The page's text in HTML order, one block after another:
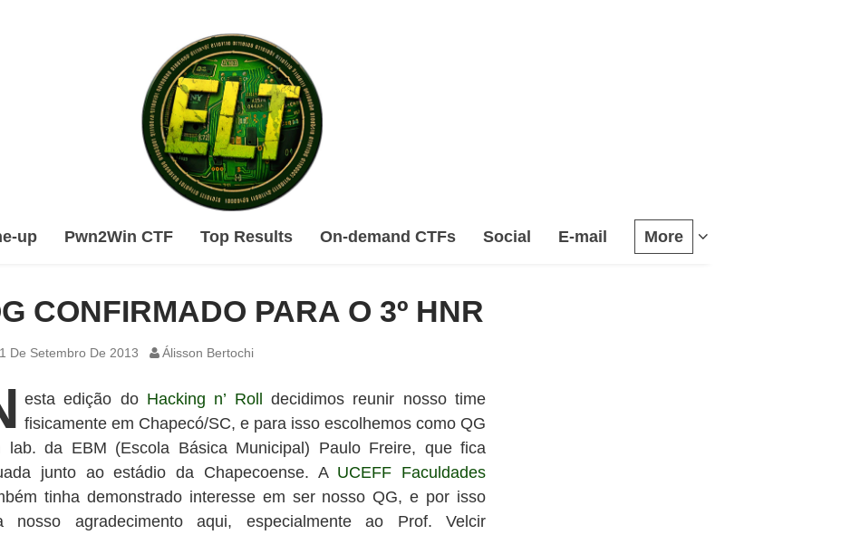
up Pwn2Win CTF Top Results On-demand CTFs Social E-mail More
CONFIRMADO PARA O 3º HNR
De Setembro De 2013 Álisson Bertochi
esta edição do Hacking n’ Roll decidimos reunir nosso time
fisicamente em Chapecó/SC, e para isso escolhemos como QG
lab. da EBM (Escola Básica Municipal) Paulo Freire, que fica
junto ao estádio da Chapecoense. A UCEFF Faculdades
tinha demonstrado interesse em ser nosso QG, e por isso
nosso agradecimento aqui, especialmente ao Prof. Velcir